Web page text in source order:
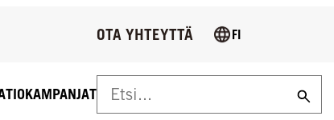
KAMPANJAT
OTA YHTEYTTÄ FI